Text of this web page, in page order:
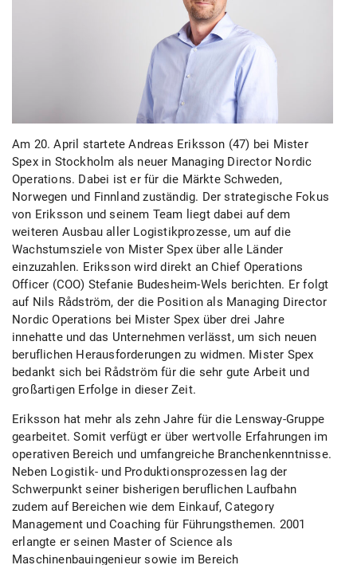
Am 20. April startete Andreas Eriksson (47) bei Mister
Spex in Stockholm als neuer Managing Director Nordic
Operations. Dabei ist er für die Märkte Schweden,
Norwegen und Finnland zuständig. Der strategische Fokus
von Eriksson und seinem Team liegt dabei auf dem
weiteren Ausbau aller Logistikprozesse, um auf die
Wachstumsziele von Mister Spex über alle Länder
einzuzahlen. Eriksson wird direkt an Chief Operations
Officer (COO) Stefanie Budesheim-Wels berichten. Er folgt
auf Nils Rådström, der die Position als Managing Director
Nordic Operations bei Mister Spex über drei Jahre
innehatte und das Unternehmen verlässt, um sich neuen
beruflichen Herausforderungen zu widmen. Mister Spex
bedankt sich bei Rådström für die sehr gute Arbeit und
großartigen Erfolge in dieser Zeit.
Eriksson hat mehr als zehn Jahre für die Lensway-Gruppe
gearbeitet. Somit verfügt er über wertvolle Erfahrungen im
operativen Bereich und umfangreiche Branchenkenntnisse.
Neben Logistik- und Produktionsprozessen lag der
Schwerpunkt seiner bisherigen beruflichen Laufbahn
zudem auf Bereichen wie dem Einkauf, Category
Management und Coaching für Führungsthemen. 2001
erlangte er seinen Master of Science als
Maschinenbauingenieur sowie im Bereich